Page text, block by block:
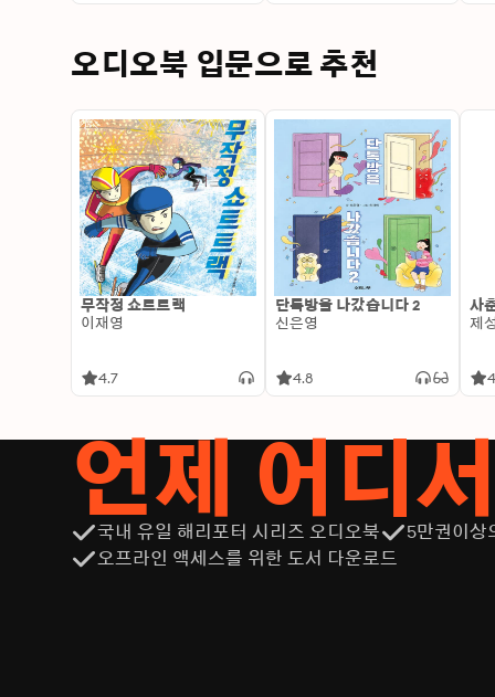
오디오북 입문으로 추천
무작정 쇼트트랙
이재영
4.7
단톡방을 나갔습니다 2
신은영
4.8
사
제
언제 어디
국내 유일 해리포터 시리즈 오디오북
5만권이상
오프라인 액세스를 위한 도서 다운로드